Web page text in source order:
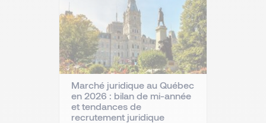
Marché juridique au Québec
en 2026 : bilan de mi-année
et tendances de
recrutement juridique